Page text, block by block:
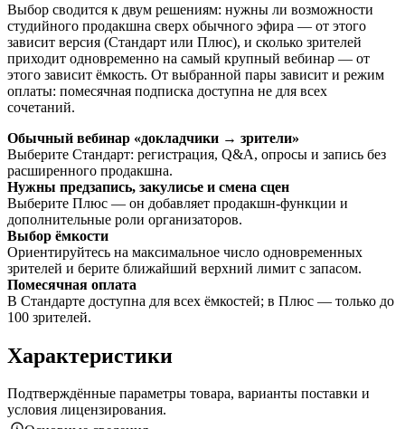
Выбор сводится к двум решениям: нужны ли возможности
студийного продакшна сверх обычного эфира — от этого
зависит версия (Стандарт или Плюс), и сколько зрителей
приходит одновременно на самый крупный вебинар — от
этого зависит ёмкость. От выбранной пары зависит и режим
оплаты: помесячная подписка доступна не для всех
сочетаний.
Обычный вебинар «докладчики → зрители»
Выберите Стандарт: регистрация, Q&A, опросы и запись без
расширенного продакшна.
Нужны предзапись, закулисье и смена сцен
Выберите Плюс — он добавляет продакшн-функции и
дополнительные роли организаторов.
Выбор ёмкости
Ориентируйтесь на максимальное число одновременных
зрителей и берите ближайший верхний лимит с запасом.
Помесячная оплата
В Стандарте доступна для всех ёмкостей; в Плюс — только до
100 зрителей.
Характеристики
Подтверждённые параметры товара, варианты поставки и
условия лицензирования.